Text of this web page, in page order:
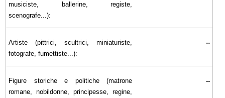
musiciste, ballerine, registe,
scenografe...):
Artiste (pittrici, scultrici, miniaturiste,
fotografe, fumettiste...):
--
Figure storiche e politiche (matrone
romane, nobildonne, principesse, regine,
--